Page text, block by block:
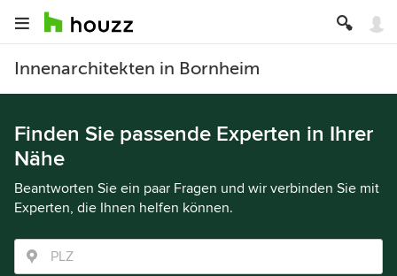
Innenarchitekten in Bornheim
Finden Sie passende Experten in Ihrer
Nähe
Beantworten Sie ein paar Fragen und wir verbinden Sie mit
Experten, die Ihnen helfen können.